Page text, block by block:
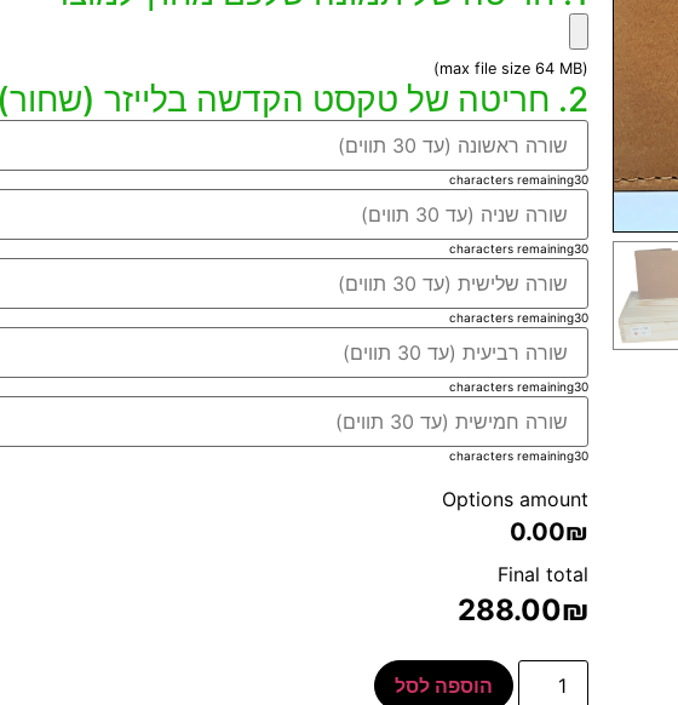
(max file size 64 MB)
2. חריטה של טקסט הקדשה בלייזר (שחור) בכל השפות
30
characters remaining
30
characters remaining
30
characters remaining
30
characters remaining
30
characters remaining
Options amount
0.00₪
Final total
288.00₪
הוספה לסל